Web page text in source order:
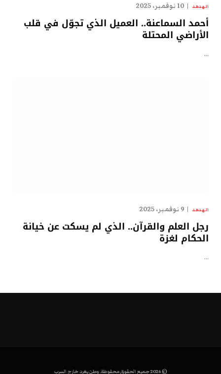
الهدهد 10 نوفمبر، 2025
أحمد السماعنة.. العميل الذي تجوّل في قلب
الأراضي المحتلة
…
الهدهد 9 نوفمبر، 2025
رجل العلم والقرآن.. الذي لم يسكت عن خيانة
الحكام لغزة
…
© 2026 جميع الحقوق محفوظة. وطن يغرد خارج السرب